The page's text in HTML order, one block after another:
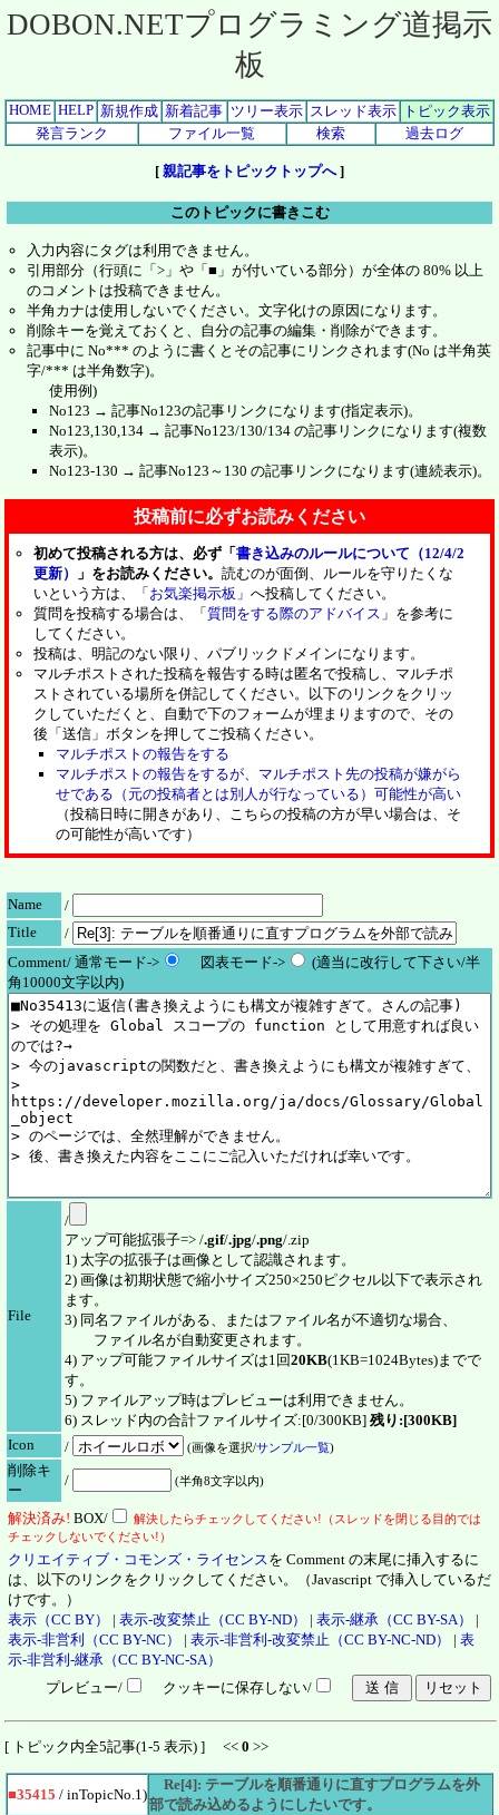
DOBON.NETプログラミング道掲示
板
HOME HELP 新規作成 新着記事 ツリー表示 スレッド表示
トピック表示
発言ランク
ファイル一覧 検索 過去ログ
[ 親記事をトピックトップへ]
このトピックに書きこむ
入力内容にタグは利用できません。
引用部分（行頭に「>」や「■」が付いている部分）が全体の 80% 以上
のコメントは投稿できません。
半角カナは使用しないでください。文字化けの原因になります。
削除キーを覚えておくと、自分の記事の編集・削除ができます。
記事中に No*** のように書くとその記事にリンクされます(No は半角英
字/*** は半角数字)。
使用例)
No123 → 記事No123の記事リンクになります(指定表示)。
No123,130,134 → 記事No123/130/134 の記事リンクになります(複数
表示)。
No123-130 → 記事No123～130 の記事リンクになります(連続表示)。
投稿前に必ずお読みください
初めて投稿される方は、必ず「書き込みのルールについて（12/4/2
更新）
」をお読みください。 読むのが面倒、ルールを守りたくな
いという方は、「お気楽掲示板 」へ投稿してください。
質問を投稿する場合は、「質問をする際のアドバイス 」を参考に
してください。
投稿は、明記のない限り、パブリックドメインになります。
マルチポストされた投稿を報告する時は匿名で投稿し、マルチポ
ストされている場所を併記してください。以下のリンクをクリッ
クしていただくと、自動で下のフォームが埋まりますので、その
後「送信」ボタンを押してご投稿ください。
マルチポストの報告をする
マルチポストの報告をするが、マルチポスト先の投稿が嫌がら
せである（元の投稿者とは別人が行なっている）可能性が高い
（投稿日時に開きがあり、こちらの投稿の方が早い場合は、そ
の可能性が高いです）
Name
/
Title
/
Comment/ 通常モード->
図表モード->
(適当に改行して下さい/半
角10000文字以内)
File
/
アップ可能拡張子=> /.gif/.jpg/.png/.zip
1) 太字の拡張子は画像として認識されます。
2) 画像は初期状態で縮小サイズ250×250ピクセル以下で表示され
ます。
3) 同名ファイルがある、またはファイル名が不適切な場合、
ファイル名が自動変更されます。
4) アップ可能ファイルサイズは1回20KB(1KB=1024Bytes)までで
す。
5) ファイルアップ時はプレビューは利用できません。
6) スレッド内の合計ファイルサイズ:[0/300KB] 残り:[300KB]
Icon
/ (画像を選択/サンプル一覧)
削除キ
ー
/ (半角8文字以内)
解決済み! BOX/
解決したらチェックしてください!（スレッドを閉じる目的では
チェックしないでください!）
クリエイティブ・コモンズ・ライセンスを Comment の末尾に挿入するに
は、以下のリンクをクリックしてください。（Javascript で挿入しているだ
けです。）
表示（CC BY）
| 表示-改変禁止（CC BY-ND） | 表示-継承（CC BY-SA）
|
表示-非営利（CC BY-NC）
| 表示-非営利-改変禁止（CC BY-NC-ND） | 表
示-非営利-継承（CC BY-NC-SA）
プレビュー/
クッキーに保存しない/
[ トピック内全5記事(1-5 表示) ] << 0 >>
■35415 / inTopicNo.1)
Re[4]: テーブルを順番通りに直すプログラムを外
部で読み込めるようにしたいです。